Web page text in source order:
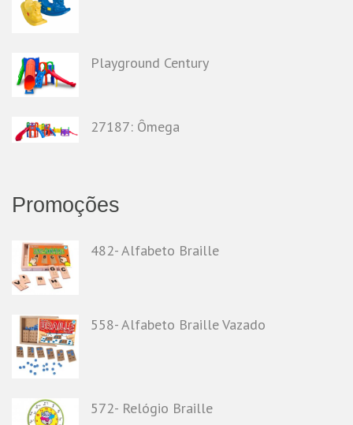
Playground Century
27187: Ômega
Promoções
482- Alfabeto Braille
558- Alfabeto Braille Vazado
572- Relógio Braille